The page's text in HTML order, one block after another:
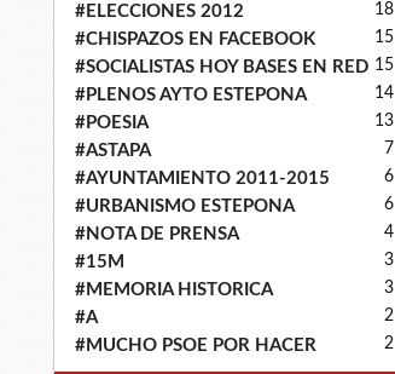
#ELECCIONES 2012 18
#CHISPAZOS EN FACEBOOK 15
#SOCIALISTAS HOY BASES EN RED 15
#PLENOS AYTO ESTEPONA 14
#POESIA 13
#ASTAPA 7
#AYUNTAMIENTO 2011-2015 6
#URBANISMO ESTEPONA 6
#NOTA DE PRENSA 4
#15M 3
#MEMORIA HISTORICA 3
#A 2
#MUCHO PSOE POR HACER 2